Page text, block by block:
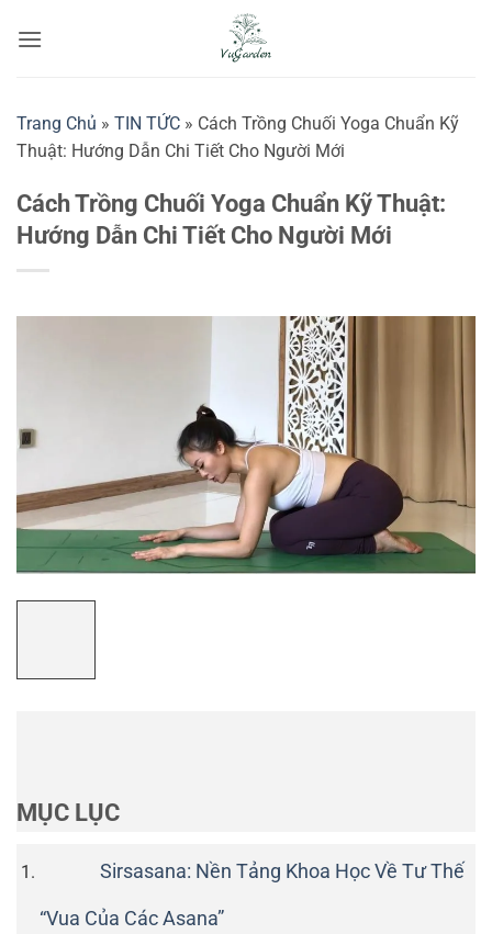
qua
Trang Chủ » TIN TỨC » Cách Trồng Chuối Yoga Chuẩn Kỹ
Thuật: Hướng Dẫn Chi Tiết Cho Người Mới
Cách Trồng Chuối Yoga Chuẩn Kỹ Thuật:
Hướng Dẫn Chi Tiết Cho Người Mới
MỤC LỤC
Sirsasana: Nền Tảng Khoa Học Về Tư Thế
“Vua Của Các Asana”